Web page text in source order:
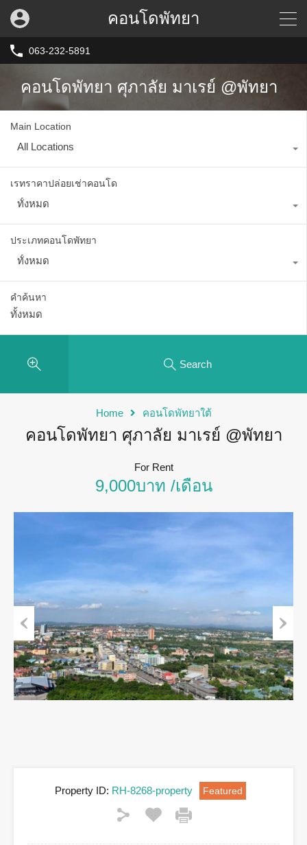
คอนโดพัทยา
063-232-5891
คอนโดพัทยา ศุภาลัย มาเรย์ @พัทยา
Main Location
All Locations
เรทราคาปล่อยเช่าคอนโด
ทั้งหมด
ประเภทคอนโดพัทยา
ทั้งหมด
คำค้นหา
Search
Home คอนโดพัทยาใต้
คอนโดพัทยา ศุภาลัย มาเรย์ @พัทยา
For Rent
9,000บาท /เดือน
Previous Next
Property ID: RH-8268-property Featured